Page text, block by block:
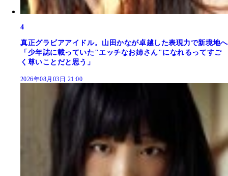
4
真正グラビアアイドル。山田かなが卓越した表現力で新境地へ
「少年誌に載っていた"エッチなお姉さん"になれるってすご
く尊いことだと思う」
2026年08月03日 21:00